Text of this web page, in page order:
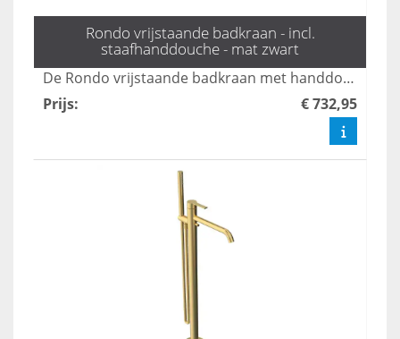
Rondo vrijstaande badkraan - incl.
staafhanddouche - mat zwart
De Rondo vrijstaande badkraan met handdouche in mat zwart combineert stijl en functionaliteit, perfect voor moderne badkamers. Met een elegante uitstraling en gebruiksvriendelijke bediening biedt deze kraan een luxe ervaring tijdens uw badmomenten. Dankzij het duurzame ontwerp en de hoogwaardige afwerking is dit product een ideale keuze voor elk interieur.
Prijs: € 732,95